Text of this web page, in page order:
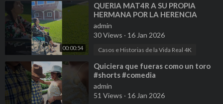
00:00:54
⁣QUERIA MAT4R A SU PROPIA
HERMANA POR LA HERENCIA
#shorts #reels
admin
30 Views · 16 Jan 2026
Casos e Historias de la Vida Real 4K
⁣Quiciera que fueras como un toro
#shorts #comedia
admin
51 Views · 16 Jan 2026